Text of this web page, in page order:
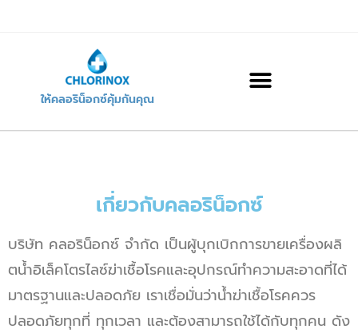
ให้คลอริน็อกซ์คุ้มกันคุณ
เกี่ยวกับคลอริน็อกซ์
บริษัท คลอริน็อกซ์ จำกัด เป็นผู้บุกเบิกการขายเครื่องผลิ
ตน้ำอิเล็คโตรไลซ์ฆ่าเชื้อโรคและอุปกรณ์ทำความสะอาดที่ได้
มาตรฐานและปลอดภัย เราเชื่อมั่นว่าน้ำฆ่าเชื้อโรคควร
ปลอดภัยทุกที่ ทุกเวลา และต้องสามารถใช้ได้กับทุกคน ดัง